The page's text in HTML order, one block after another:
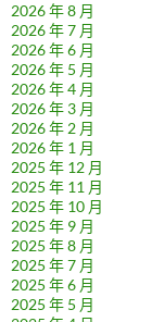
2026 年 8 月
2026 年 7 月
2026 年 6 月
2026 年 5 月
2026 年 4 月
2026 年 3 月
2026 年 2 月
2026 年 1 月
2025 年 12 月
2025 年 11 月
2025 年 10 月
2025 年 9 月
2025 年 8 月
2025 年 7 月
2025 年 6 月
2025 年 5 月